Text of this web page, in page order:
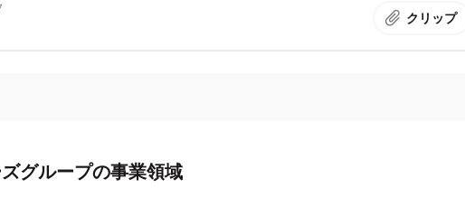
クリップ
グループの事業領域